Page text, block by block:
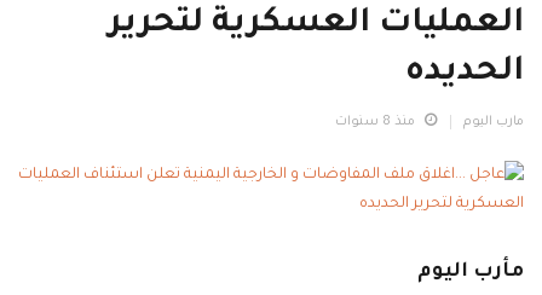
العمليات العسكرية لتحرير
الحديده
مارب اليوم منذ 8 سنوات
مأرب اليوم